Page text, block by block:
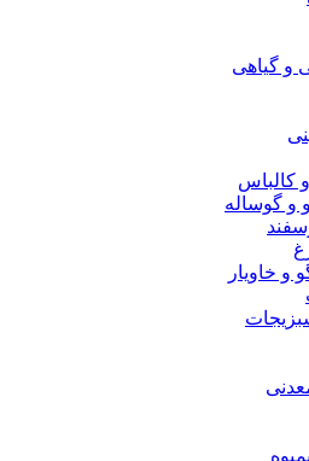
و گیاهی
و گوساله
و خاویار